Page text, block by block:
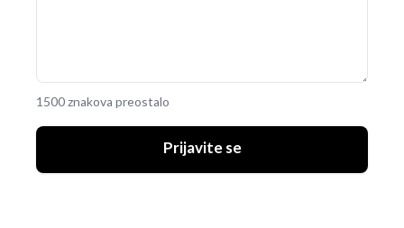
1500 znakova preostalo
Prijavite se